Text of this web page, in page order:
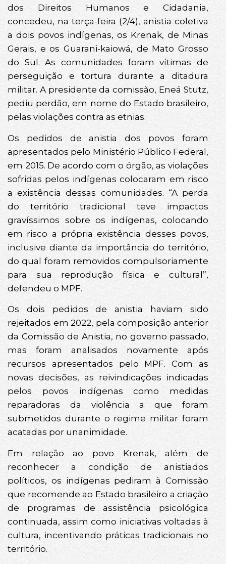
dos Direitos Humanos e Cidadania,
concedeu, na terça-feira (2/4), anistia coletiva
a dois povos indígenas, os Krenak, de Minas
Gerais, e os Guarani-kaiowá, de Mato Grosso
do Sul. As comunidades foram vítimas de
perseguição e tortura durante a ditadura
militar. A presidente da comissão, Eneá Stutz,
pediu perdão, em nome do Estado brasileiro,
pelas violações contra as etnias.
Os pedidos de anistia dos povos foram
apresentados pelo Ministério Público Federal,
em 2015. De acordo com o órgão, as violações
sofridas pelos indígenas colocaram em risco
a existência dessas comunidades. “A perda
do território tradicional teve impactos
gravíssimos sobre os indígenas, colocando
em risco a própria existência desses povos,
inclusive diante da importância do território,
do qual foram removidos compulsoriamente
para sua reprodução física e cultural”,
defendeu o MPF.
Os dois pedidos de anistia haviam sido
rejeitados em 2022, pela composição anterior
da Comissão de Anistia, no governo passado,
mas foram analisados novamente após
recursos apresentados pelo MPF. Com as
novas decisões, as reivindicações indicadas
pelos povos indígenas como medidas
reparadoras da violência a que foram
submetidos durante o regime militar foram
acatadas por unanimidade.
Em relação ao povo Krenak, além de
reconhecer a condição de anistiados
políticos, os indígenas pediram à Comissão
que recomende ao Estado brasileiro a criação
de programas de assistência psicológica
continuada, assim como iniciativas voltadas à
cultura, incentivando práticas tradicionais no
território.